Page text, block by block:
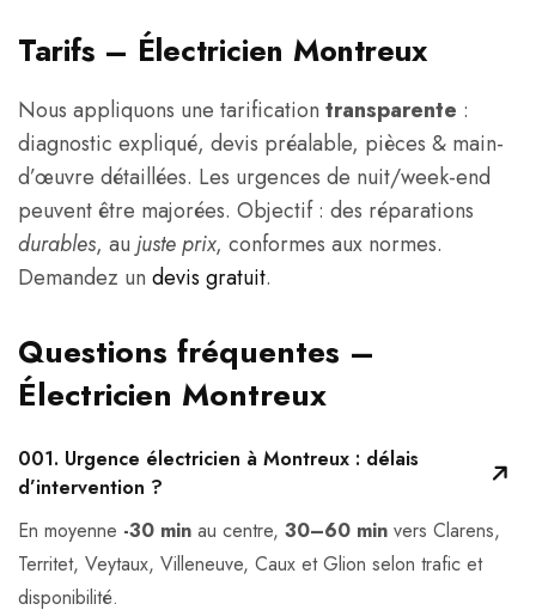
Tarifs – Électricien Montreux
Nous appliquons une tarification transparente :
diagnostic expliqué, devis préalable, pièces & main-
d’œuvre détaillées. Les urgences de nuit/week-end
peuvent être majorées. Objectif : des réparations
durables, au juste prix, conformes aux normes.
Demandez un devis gratuit.
Questions fréquentes –
Électricien Montreux
001. Urgence électricien à Montreux : délais
d’intervention ?
En moyenne -30 min au centre, 30–60 min vers Clarens,
Territet, Veytaux, Villeneuve, Caux et Glion selon trafic et
disponibilité.